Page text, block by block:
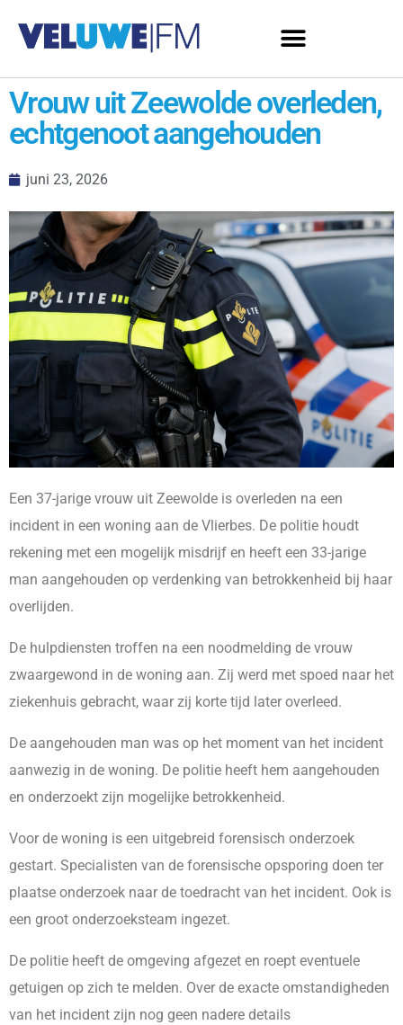
Vrouw uit Zeewolde overleden,
echtgenoot aangehouden
juni 23, 2026
Een 37-jarige vrouw uit Zeewolde is overleden na een
incident in een woning aan de Vlierbes. De politie houdt
rekening met een mogelijk misdrijf en heeft een 33-jarige
man aangehouden op verdenking van betrokkenheid bij haar
overlijden.
De hulpdiensten troffen na een noodmelding de vrouw
zwaargewond in de woning aan. Zij werd met spoed naar het
ziekenhuis gebracht, waar zij korte tijd later overleed.
De aangehouden man was op het moment van het incident
aanwezig in de woning. De politie heeft hem aangehouden
en onderzoekt zijn mogelijke betrokkenheid.
Voor de woning is een uitgebreid forensisch onderzoek
gestart. Specialisten van de forensische opsporing doen ter
plaatse onderzoek naar de toedracht van het incident. Ook is
een groot onderzoeksteam ingezet.
De politie heeft de omgeving afgezet en roept eventuele
getuigen op zich te melden. Over de exacte omstandigheden
van het incident zijn nog geen nadere details